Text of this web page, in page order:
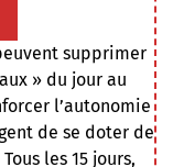
supprimer
» du jour au
l’autonomie
de se doter de
les 15 jours,